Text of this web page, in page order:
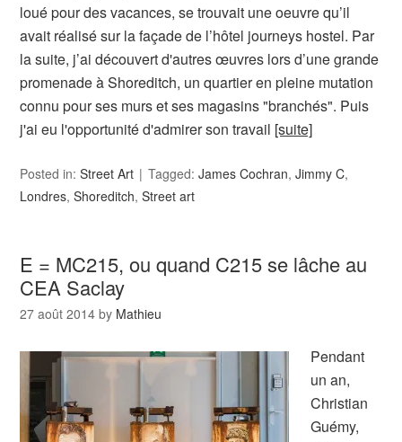
loué pour des vacances, se trouvait une oeuvre qu’il
avait réalisé sur la façade de l’hôtel journeys hostel. Par
la suite, j’ai découvert d'autres œuvres lors d’une grande
promenade à Shoreditch, un quartier en pleine mutation
connu pour ses murs et ses magasins "branchés". Puis
j'ai eu l'opportunité d'admirer son travail [suite]
Posted in:Street Art Tagged:James Cochran,Jimmy C,
Londres,Shoreditch,Street art
E = MC215, ou quand C215 se lâche au
CEA Saclay
27 août 2014 by Mathieu
Pendant
un an,
Christian
Guémy,